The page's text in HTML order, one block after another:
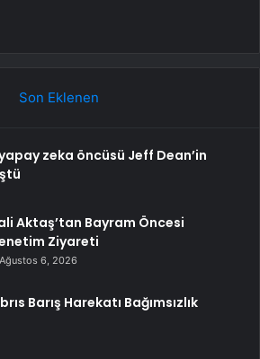
Son Eklenen
zeka öncüsü Jeff Dean’in
Aktaş’tan Bayram Öncesi
Ziyareti
Ağustos 6, 2026
Barış Harekatı Bağımsızlık